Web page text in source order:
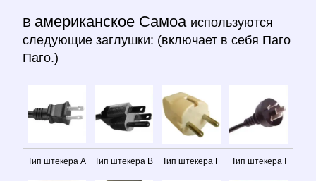
В американское Самоа используются
следующие заглушки: (включает в себя Паго
Паго.)
Тип штекера A Тип штекера B Тип штекера F Тип штекера I